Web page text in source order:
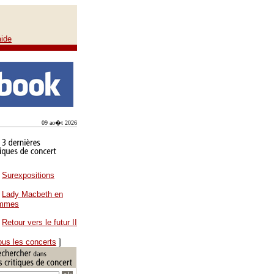
09 ao�t 2026
Surexpositions
Lady Macbeth en
Retour vers le futur II
les concerts ]